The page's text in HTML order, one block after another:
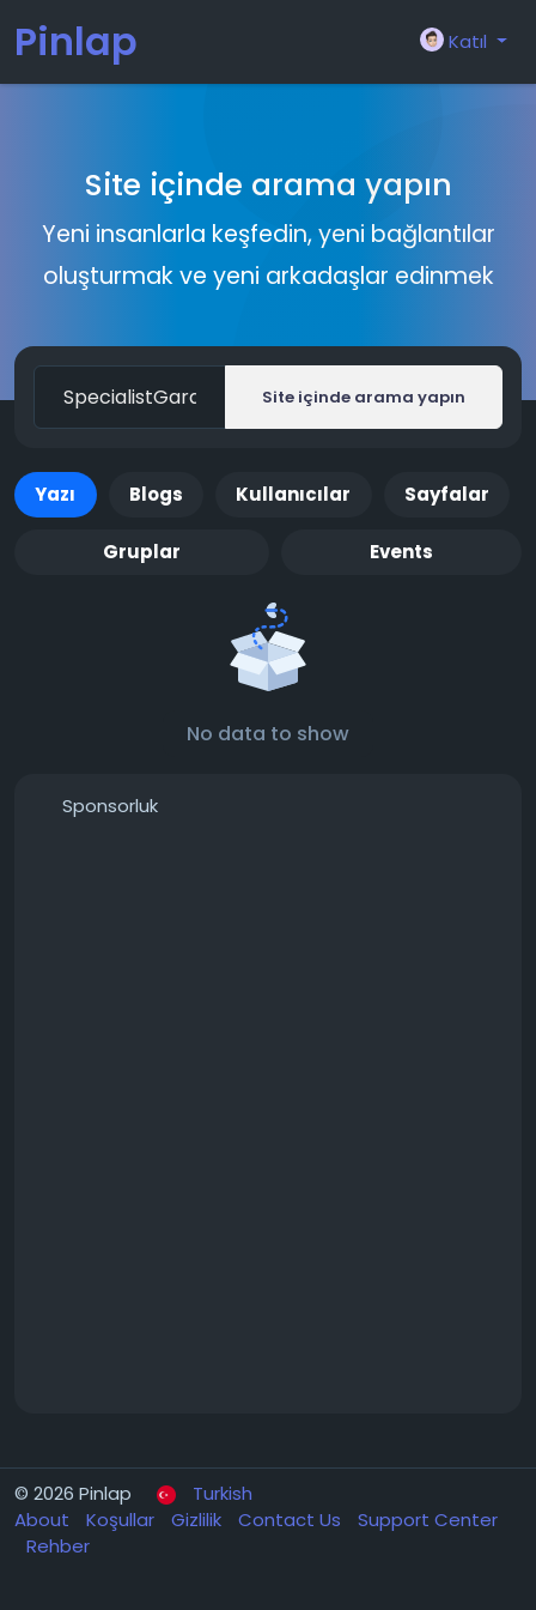
Pinlap Katıl
Site içinde arama yapın
Yeni insanlarla keşfedin, yeni bağlantılar
oluşturmak ve yeni arkadaşlar edinmek
Site içinde arama yapın
Yazı Blogs Kullanıcılar Sayfalar
Gruplar Events
No data to show
Sponsorluk
© 2026 Pinlap
Turkish
About
Koşullar Gizlilik Contact Us
Support Center
Rehber